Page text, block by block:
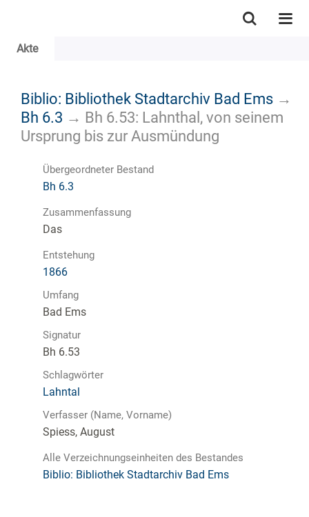
Akte
Biblio: Bibliothek Stadtarchiv Bad Ems →
Bh 6.3 → Bh 6.53: Lahnthal, von seinem
Ursprung bis zur Ausmündung
Übergeordneter Bestand
Bh 6.3
Zusammenfassung
Das
Entstehung
1866
Umfang
Bad Ems
Signatur
Bh 6.53
Schlagwörter
Lahntal
Verfasser (Name, Vorname)
Spiess, August
Alle Verzeichnungseinheiten des Bestandes
Biblio: Bibliothek Stadtarchiv Bad Ems